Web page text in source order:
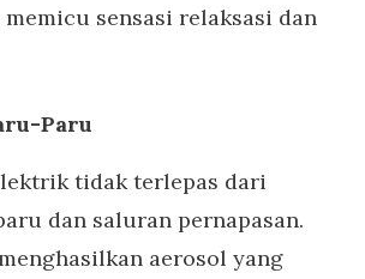
sensasi relaksasi dan
Paru
tidak terlepas dari
dan saluran pernapasan.
aerosol yang